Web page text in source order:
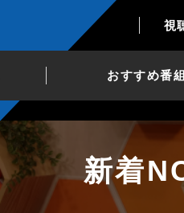
視
おすすめ番組
新着